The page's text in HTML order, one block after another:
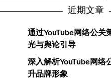
近期文章
通过YouTube网络公关
光与舆论引导
深入解析YouTube网络
升品牌形象